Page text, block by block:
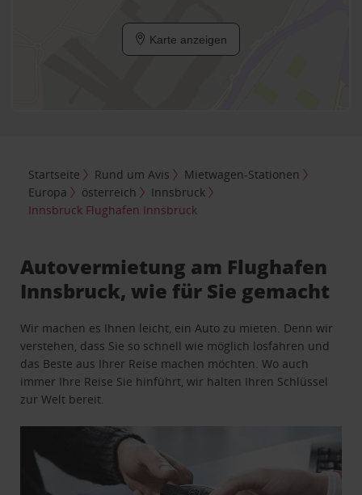
Karte anzeigen
Startseite Rund um Avis
Mietwagen-Stationen
Europa
österreich
Innsbruck
Innsbruck Flughafen Innsbruck
Autovermietung am Flughafen
Innsbruck, wie für Sie gemacht
Wir machen es Ihnen leicht, ein Auto zu mieten. Denn wir
verstehen, dass Sie so schnell wie möglich losfahren und
das Beste aus Ihrer Reise machen möchten. Wo auch
immer Ihre Reise Sie hinführt, wir halten Ihren Schlüssel
zur Welt bereit.